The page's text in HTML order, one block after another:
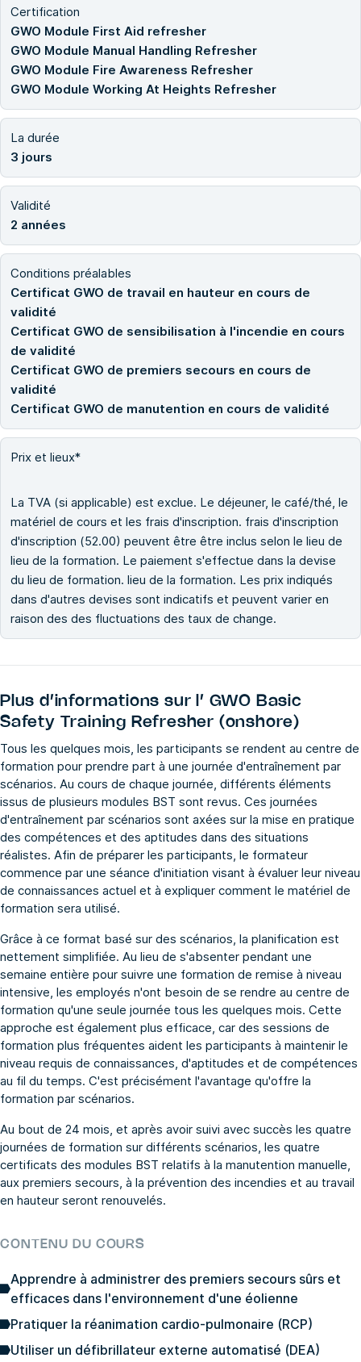
Certification
GWO Module First Aid refresher
GWO Module Manual Handling Refresher
GWO Module Fire Awareness Refresher
GWO Module Working At Heights Refresher
La durée
3 jours
Validité
2 années
Conditions préalables
Certificat GWO de travail en hauteur en cours de
validité
Certificat GWO de sensibilisation à l'incendie en cours
de validité
Certificat GWO de premiers secours en cours de
validité
Certificat GWO de manutention en cours de validité
Prix et lieux*
La TVA (si applicable) est exclue. Le déjeuner, le café/thé, le
matériel de cours et les frais d'inscription. frais d'inscription
d'inscription (52.00) peuvent être être inclus selon le lieu de
lieu de la formation. Le paiement s'effectue dans la devise
du lieu de formation. lieu de la formation. Les prix indiqués
dans d'autres devises sont indicatifs et peuvent varier en
raison des des fluctuations des taux de change.
Plus d’informations sur l’ GWO Basic
Safety Training Refresher (onshore)
Tous les quelques mois, les participants se rendent au centre de
formation pour prendre part à une journée d'entraînement par
scénarios. Au cours de chaque journée, différents éléments
issus de plusieurs modules BST sont revus. Ces journées
d'entraînement par scénarios sont axées sur la mise en pratique
des compétences et des aptitudes dans des situations
réalistes. Afin de préparer les participants, le formateur
commence par une séance d'initiation visant à évaluer leur niveau
de connaissances actuel et à expliquer comment le matériel de
formation sera utilisé.
Grâce à ce format basé sur des scénarios, la planification est
nettement simplifiée. Au lieu de s'absenter pendant une
semaine entière pour suivre une formation de remise à niveau
intensive, les employés n'ont besoin de se rendre au centre de
formation qu'une seule journée tous les quelques mois. Cette
approche est également plus efficace, car des sessions de
formation plus fréquentes aident les participants à maintenir le
niveau requis de connaissances, d'aptitudes et de compétences
au fil du temps. C'est précisément l'avantage qu'offre la
formation par scénarios.
Au bout de 24 mois, et après avoir suivi avec succès les quatre
journées de formation sur différents scénarios, les quatre
certificats des modules BST relatifs à la manutention manuelle,
aux premiers secours, à la prévention des incendies et au travail
en hauteur seront renouvelés.
CONTENU DU COURS
Apprendre à administrer des premiers secours sûrs et
efficaces dans l'environnement d'une éolienne
Pratiquer la réanimation cardio-pulmonaire (RCP)
Utiliser un défibrillateur externe automatisé (DEA)